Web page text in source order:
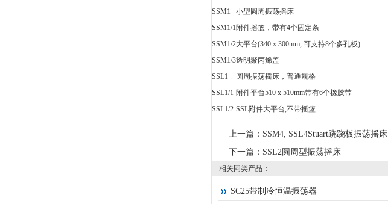
SSM1
小型圆周振荡摇床
SSM1/1附件摇篮，带有4个固定条
SSM1/2大平台(340 x 300mm, 可支持8个多孔板)
SSM1/3透明聚丙烯盖
SSL1
圆周振荡摇床，普通规格
SSL1/1 附件平台510 x 510mm带有6个橡胶带
SSL1/2 SSL附件大平台,不带摇篮
上一篇： SSM4, SSL4Stuart跷跷板振荡摇床
下一篇： SSL2圆周型振荡摇床
相关同类产品：
SC25带制冷恒温振荡器